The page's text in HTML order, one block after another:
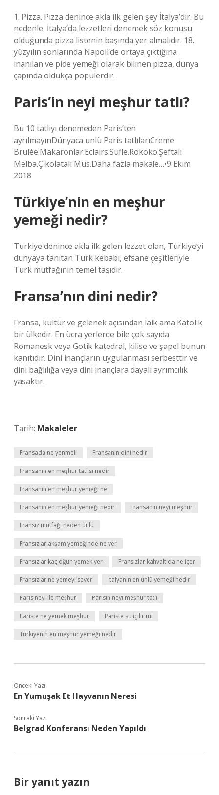
1. Pizza. Pizza denince akla ilk gelen şey İtalya’dır. Bu
nedenle, İtalya’da lezzetleri denemek söz konusu
olduğunda pizza listenin başında yer almalıdır. 18.
yüzyılın sonlarında Napoli’de ortaya çıktığına
inanılan ve pide yemeği olarak bilinen pizza, dünya
çapında oldukça popülerdir.
Paris’in neyi meşhur tatlı?
Bu 10 tatlıyı denemeden Paris’ten
ayrılmayınDünyaca ünlü Paris tatlılarıCreme
Brulée.Makaronlar.Eclairs.Sufle.Rokoko.Şeftali
Melba.Çikolatalı Mus.Daha fazla makale…•9 Ekim
2018
Türkiye’nin en meşhur
yemeği nedir?
Türkiye denince akla ilk gelen lezzet olan, Türkiye’yi
dünyaya tanıtan Türk kebabı, efsane çeşitleriyle
Türk mutfağının temel taşıdır.
Fransa’nın dini nedir?
Fransa, kültür ve gelenek açısından laik ama Katolik
bir ülkedir. En ücra yerlerde bile çok sayıda
Romanesk veya Gotik katedral, kilise ve şapel bunun
kanıtıdır. Dini inançların uygulanması serbesttir ve
dini bağlılığa veya dini inançlara dayalı ayrımcılık
yasaktır.
Tarih: Makaleler
Fransada ne yenmeli Fransanın dini nedir
Fransanın en meşhur tatlısı nedir
Fransanın en meşhur yemeği ne
Fransanın en meşhur yemeği nedir Fransanın neyi meşhur
Fransız mutfağı neden ünlü
Fransızlar akşam yemeğinde ne yer
Fransızlar kaç öğün yemek yer Fransızlar kahvaltıda ne içer
Fransızlar ne yemeyi sever İtalyanın en ünlü yemeği nedir
Paris neyi ile meşhur Parisin neyi meşhur tatlı
Pariste ne yemek meşhur Pariste su içilir mi
Türkiyenin en meşhur yemeği nedir
Önceki Yazı
En Yumuşak Et Hayvanın Neresi
Sonraki Yazı
Belgrad Konferansı Neden Yapıldı
Bir yanıt yazın